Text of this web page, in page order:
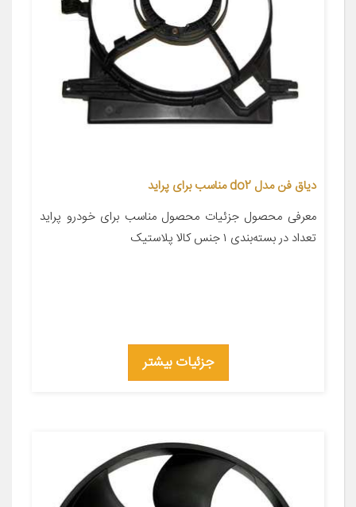
دیاق فن مدل do2 مناسب برای پراید
معرفی محصول جزئیات محصول مناسب برای خودرو پراید
تعداد در بسته‌بندی ۱ جنس کالا پلاستیک
جزئیات بیشتر